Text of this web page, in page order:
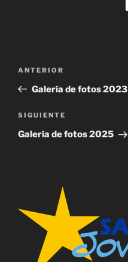
entradas
Entrada
anterior:
ANTERIOR
Galería de fotos 2023
Siguiente
entrada
SIGUIENTE
Galería de fotos 2025